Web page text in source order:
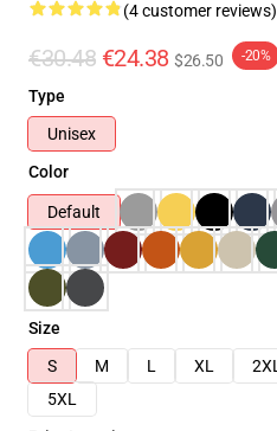
(4 customer reviews)
€30.48 €24.38 $26.50 -20%
Type
Unisex
Color
Default
Size
S
M L XL 2XL
5XL